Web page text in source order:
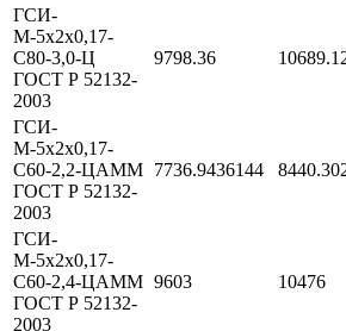
ГСИ-
М-5х2х0,17-
С80-3,0-Ц
ГОСТ Р 52132-
2003
9798.36
ГСИ-
М-5х2х0,17-
С60-2,2-ЦАММ
ГОСТ Р 52132-
2003
7736.9436144
ГСИ-
М-5х2х0,17-
С60-2,4-ЦАММ
ГОСТ Р 52132-
2003
9603 10476